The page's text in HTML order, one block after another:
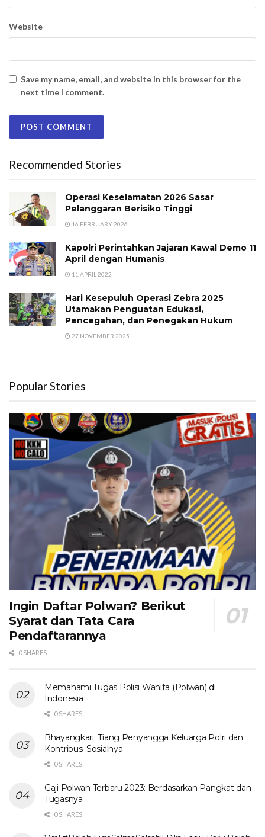
Website
Save my name, email, and website in this browser for the
next time I comment.
Recommended Stories
Operasi Keselamatan 2026 Sasar
Pelanggaran Berisiko Tinggi
16 FEBRUARY 2026
Kapolri Perintahkan Jajaran Kawal Demo 11
April dengan Humanis
11 APRIL 2022
Hari Kesepuluh Operasi Zebra 2025
Utamakan Penguatan Edukasi,
Pencegahan, dan Penegakan Hukum
27 NOVEMBER 2025
Popular Stories
Ingin Daftar Polwan? Berikut
Syarat dan Tata Cara
Pendaftarannya
0 SHARES
Memahami Tugas Polisi Wanita (Polwan) di
Indonesia
0 SHARES
Bhayangkari: Tiang Penyangga Keluarga Polri dan
Kontribusi Sosialnya
0 SHARES
Gaji Polwan Terbaru 2023: Berdasarkan Pangkat dan
Tugasnya
0 SHARES